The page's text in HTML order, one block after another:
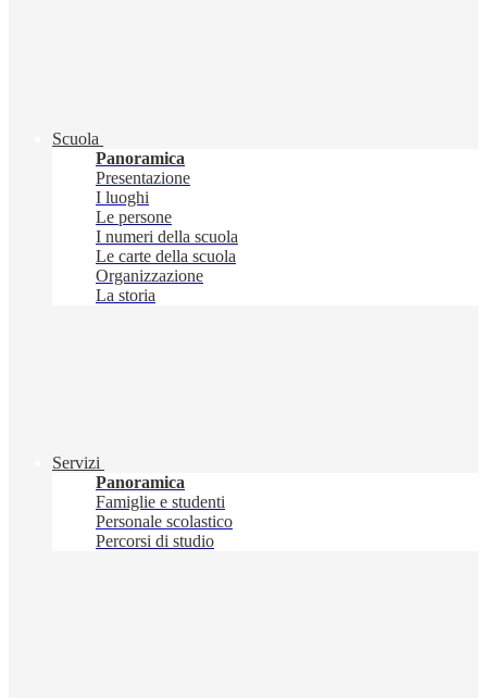
Scuola
Panoramica
Presentazione
I luoghi
Le persone
I numeri della scuola
Le carte della scuola
Organizzazione
La storia
Servizi
Panoramica
Famiglie e studenti
Personale scolastico
Percorsi di studio